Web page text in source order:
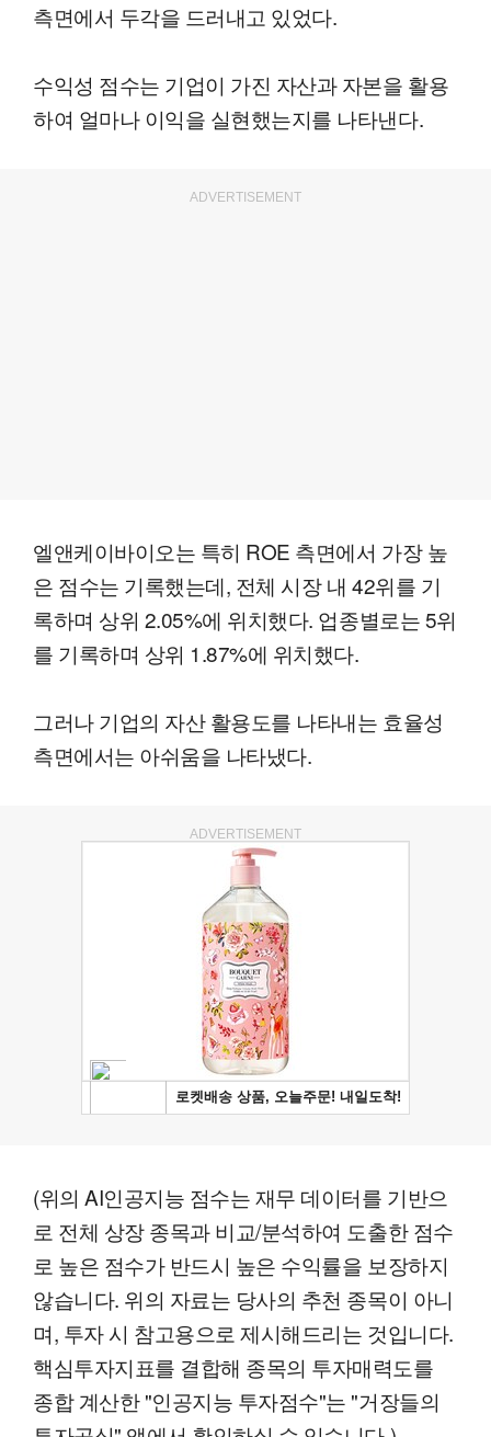
측면에서 두각을 드러내고 있었다.
수익성 점수는 기업이 가진 자산과 자본을 활용
하여 얼마나 이익을 실현했는지를 나타낸다.
ADVERTISEMENT
엘앤케이바이오는 특히 ROE 측면에서 가장 높
은 점수는 기록했는데, 전체 시장 내 42위를 기
록하며 상위 2.05%에 위치했다. 업종별로는 5위
를 기록하며 상위 1.87%에 위치했다.
그러나 기업의 자산 활용도를 나타내는 효율성
측면에서는 아쉬움을 나타냈다.
ADVERTISEMENT
(위의 AI인공지능 점수는 재무 데이터를 기반으
로 전체 상장 종목과 비교/분석하여 도출한 점수
로 높은 점수가 반드시 높은 수익률을 보장하지
않습니다. 위의 자료는 당사의 추천 종목이 아니
며, 투자 시 참고용으로 제시해드리는 것입니다.
핵심투자지표를 결합해 종목의 투자매력도를
종합 계산한 "인공지능 투자점수"는 "거장들의